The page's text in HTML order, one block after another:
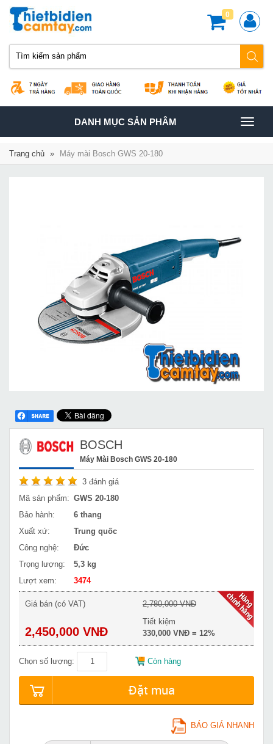
0
TOGGLE
NAVIGATION
DANH MỤC SẢN PHÂM
Trang chủ » Máy mài Bosch GWS 20-180
BOSCH
Máy Mài Bosch GWS 20-180
3 đánh giá
Mã sản phẩm: GWS 20-180
Bảo hành:
6 thang
Xuất xứ:
Trung quốc
Công nghệ:
Đức
Trọng lượng:
5,3 kg
Lượt xem:
3474
Giá bán (có VAT)
2,450,000 VNĐ
2,780,000 VNĐ
Tiết kiệm
330,000 VNĐ = 12%
Chọn số lượng: Còn hàng
Đặt mua
BÁO GIÁ NHANH